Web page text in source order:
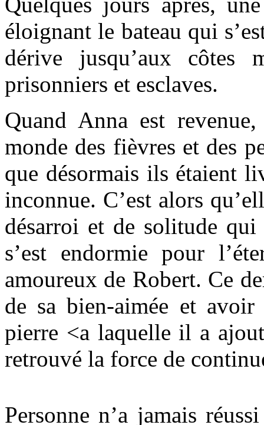
éloignant le bateau qui
dérive jusqu’aux
prisonniers et esclaves.
Quand Anna est
monde des fièvres et des
que désormais ils étaient
inconnue. C’est alors
désarroi et de solitude qui
s’est endormie pour
amoureux de Robert. Ce
de sa bien-aimée et
pierre <a laquelle il a
retrouvé la force de
Personne n’a jamais